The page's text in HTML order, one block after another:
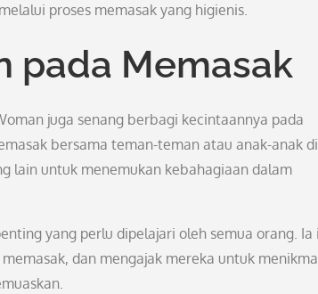
proses memasak yang higienis.
pada Memasak
juga senang berbagi kecintaannya pada
bersama teman-teman atau anak-anak di
lain untuk menemukan kebahagiaan dalam
yang perlu dipelajari oleh semua orang. Ia
dan mengajak mereka untuk